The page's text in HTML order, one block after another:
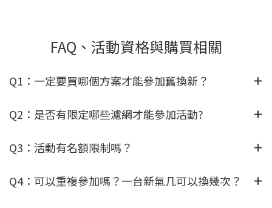
FAQ、活動資格與購買相關
Q1：一定要買哪個方案才能參加舊換新？
Q2：是否有限定哪些濾網才能參加活動?
Q3：活動有名額限制嗎？
Q4：可以重複參加嗎？一台新氣几可以換幾次？